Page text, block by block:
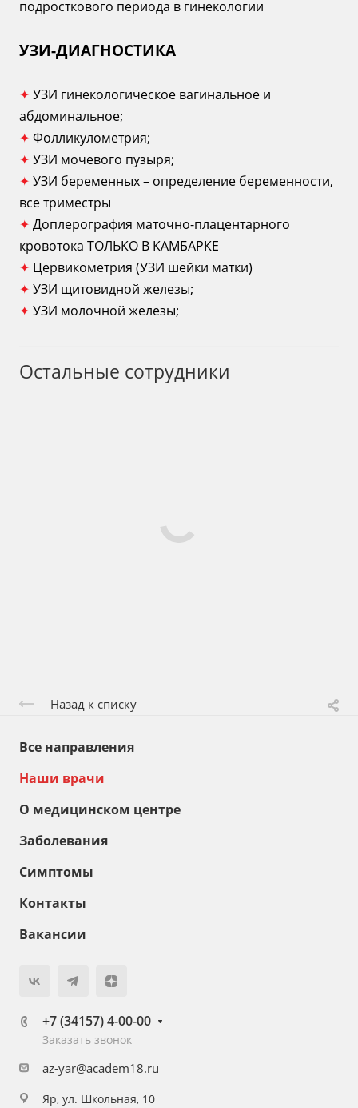
подросткового периода в гинекологии
УЗИ-ДИАГНОСТИКА
✦ УЗИ гинекологическое вагинальное и
абдоминальное;
✦ Фолликулометрия;
✦ УЗИ мочевого пузыря;
✦ УЗИ беременных – определение беременности,
все триместры
✦ Доплерография маточно-плацентарного
кровотока ТОЛЬКО В КАМБАРКЕ
✦ Цервикометрия (УЗИ шейки матки)
✦ УЗИ щитовидной железы;
✦ УЗИ молочной железы;
Остальные сотрудники
Назад к списку
Все направления
Наши врачи
О медицинском центре
Заболевания
Симптомы
Контакты
Вакансии
+7 (34157) 4-00-00
Заказать звонок
az-yar@academ18.ru
Яр, ул. Школьная, 10